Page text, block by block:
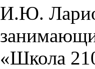
И.Ю.
«Школа